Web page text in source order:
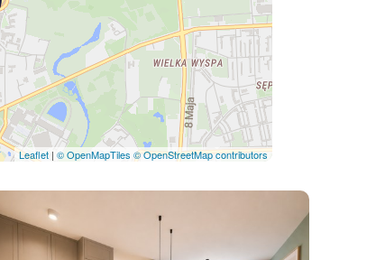
Leaflet | © OpenMapTiles © OpenStreetMap contributors